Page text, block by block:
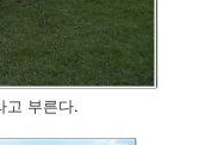
고 부른다.